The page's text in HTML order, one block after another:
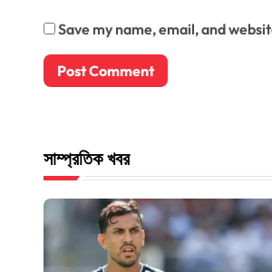
Save my name, email, and
সাম্প্রতিক খবর